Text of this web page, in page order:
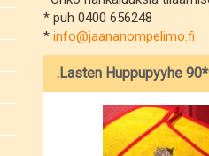
* puh 0400 656248
* info@jaananompelimo.fi
.Lasten Huppupyyhe